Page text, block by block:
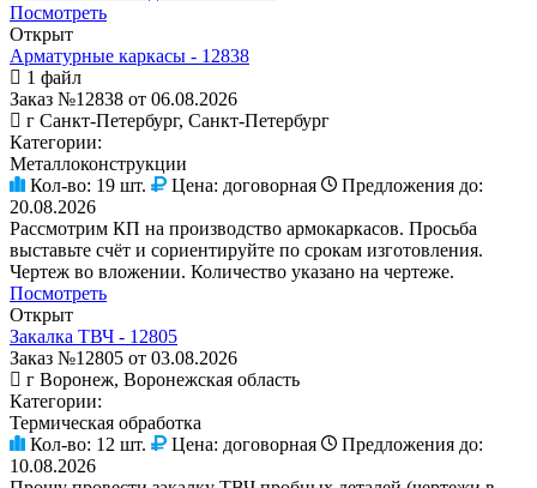
Посмотреть
Открыт
Арматурные каркасы - 12838
1 файл
Заказ №12838 от 06.08.2026
г Санкт-Петербург, Санкт-Петербург
Категории:
Металлоконструкции
Кол-во: 19 шт. Цена: договорная
Предложения до:
20.08.2026
Рассмотрим КП на производство армокаркасов. Просьба
выставьте счёт и сориентируйте по срокам изготовления.
Чертеж во вложении. Количество указано на чертеже.
Посмотреть
Открыт
Закалка ТВЧ - 12805
Заказ №12805 от 03.08.2026
г Воронеж, Воронежская область
Категории:
Термическая обработка
Кол-во: 12 шт. Цена: договорная
Предложения до:
10.08.2026